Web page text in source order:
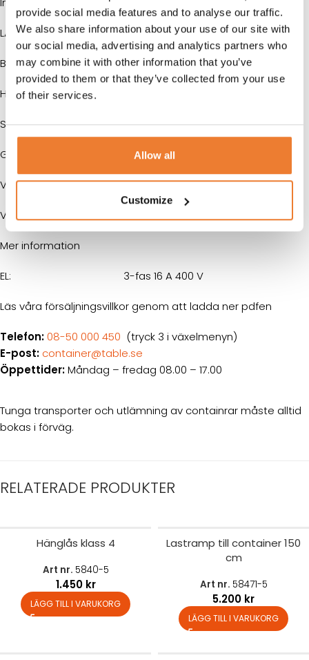
provide social media features and to analyse our traffic.
We also share information about your use of our site with
our social media, advertising and analytics partners who
may combine it with other information that you’ve
provided to them or that they’ve collected from your use
of their services.
Allow all
Customize
LÄNGD: 2790 mm
BREDD: 2320 mm
HÖJD:
Storlek
GOLVYTA: 6 m²
VOLYM: 15 m³
VIKT: 1300 kg
Mer information
EL: 3-fas 16 A 400 V
Läs våra försäljningsvillkor genom att ladda ner pdfen
Telefon:08-50 000 450 (tryck 3 i växelmenyn)
E-post: container@table.se
Öppettider:Måndag – fredag 08.00 – 17.00
Tunga transporter och utlämning av containrar måste alltid
bokas i förväg.
RELATERADE PRODUKTER
Hänglås klass 4
Art nr. 5840-5
1.450 kr
LÄGG TILL I VARUKORG
Lastramp till container 150
cm
Art nr. 58471-5
5.200 kr
LÄGG TILL I VARUKORG